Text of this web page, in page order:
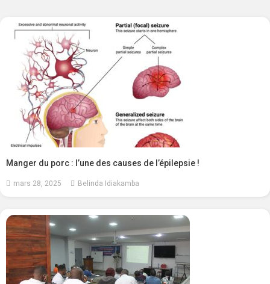
Manger du porc : l’une des causes de l’épilepsie !
mars 28, 2025 Belinda Idiakamba